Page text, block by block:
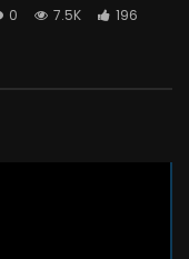
0 7.5K
196